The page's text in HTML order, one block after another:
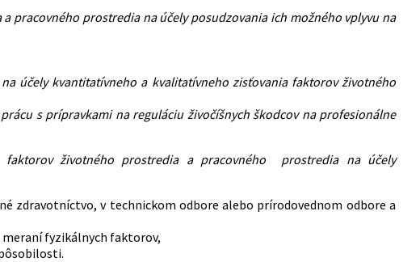
pracovného prostredia na účely posudzovania ich možného vplyvu na
účely kvantitatívneho a kvalitatívneho zisťovania faktorov životného
s prípravkami na reguláciu živočíšnych škodcov na profesionálne
faktorov životného prostredia a pracovného prostredia na účely
zdravotníctvo, v technickom odbore alebo prírodovednom odbore a
meraní fyzikálnych faktorov,